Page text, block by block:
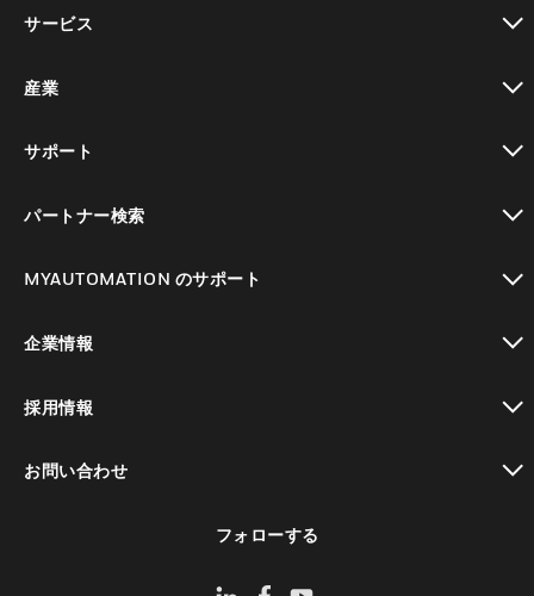
サービス
産業
サポート
パートナー検索
MYAUTOMATION のサポート
企業情報
採用情報
お問い合わせ
フォローする